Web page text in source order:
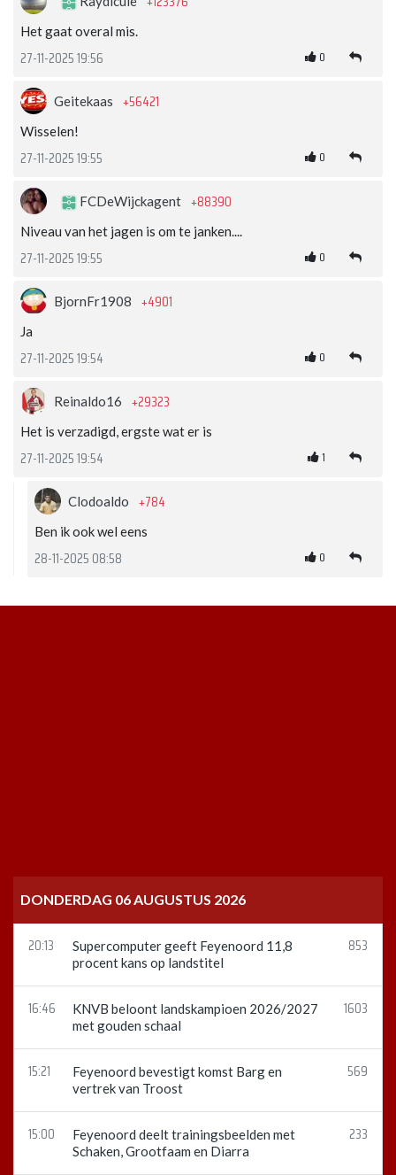
Het gaat overal mis.
27-11-2025 19:56 0
Geitekaas +56421
Wisselen!
27-11-2025 19:55 0
FCDeWijckagent +88390
Niveau van het jagen is om te janken....
27-11-2025 19:55 0
BjornFr1908 +4901
Ja
27-11-2025 19:54 0
Reinaldo16 +29323
Het is verzadigd, ergste wat er is
27-11-2025 19:54 1
Clodoaldo +784
Ben ik ook wel eens
28-11-2025 08:58 0
DONDERDAG 06 AUGUSTUS 2026
20:13
Supercomputer geeft Feyenoord 11,8
procent kans op landstitel
853
16:46
KNVB beloont landskampioen 2026/2027
met gouden schaal
1603
15:21
Feyenoord bevestigt komst Barg en
vertrek van Troost
569
15:00
Feyenoord deelt trainingsbeelden met
Schaken, Grootfaam en Diarra
233